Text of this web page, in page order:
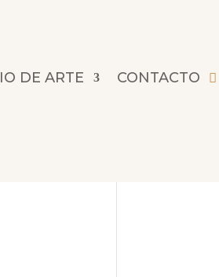
DE ARTE CONTACTO